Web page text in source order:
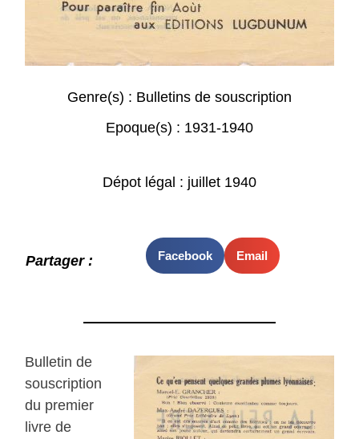
Genre(s) : Bulletins de souscription
Epoque(s) : 1931-1940
Dépot légal : juillet 1940
Partager : Facebook Email
Bulletin de
souscription
du premier
livre de